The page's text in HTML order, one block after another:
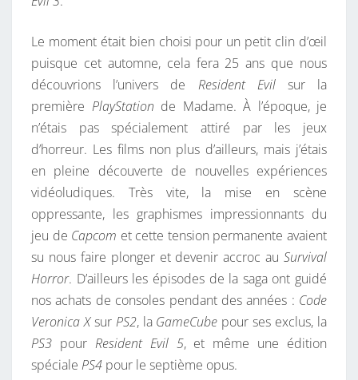
K
E
:
R
E
T
O
U
R
À
R
A
C
C
O
O
Le moment était bien choisi pour un petit clin d’œil
puisque cet automne, cela fera 25 ans que nous
découvrions l’univers de Resident Evilsur la
première PlayStation de Madame. À l’époque, je
n’étais pas spécialement attiré par les jeux
d’horreur. Les films non plus d’ailleurs, mais j’étais
en pleine découverte de nouvelles expériences
vidéoludiques. Très vite, la mise en scène
oppressante, les graphismes impressionnants du
jeu de Capcom et cette tension permanente avaient
su nous faire plonger et devenir accroc au Survival
Horror. D’ailleurs les épisodes de la saga ont guidé
nos achats de consoles pendant des années : Code
Veronica Xsur PS2, la GameCube pour ses exclus, la
PS3 pour Resident Evil 5, et même une édition
spéciale PS4 pour le septième opus.